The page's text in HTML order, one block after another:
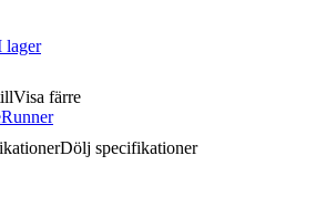
lager
Visa färre
Dölj specifikationer